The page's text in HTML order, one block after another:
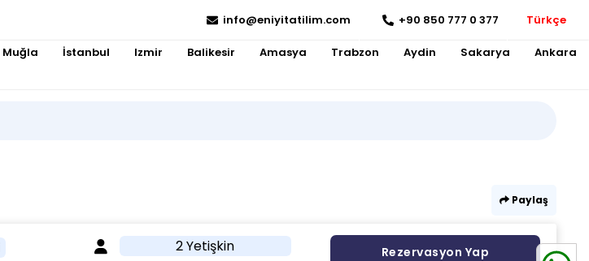
info@eniyitatilim.com +90 850 777 0 377 Türkçe
Muğla İstanbul Izmir Balikesir Amasya Trabzon Aydin Sakarya Ankara
Paylaş
2 Yetişkin Rezervasyon Yap